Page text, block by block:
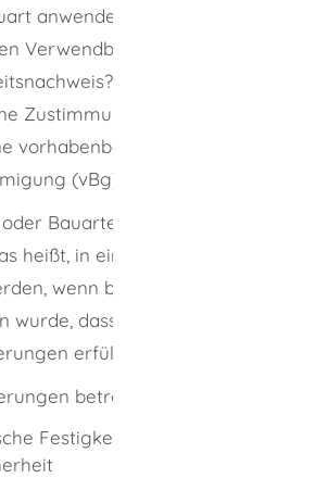
anwenden und haben dafür
Verwendbarkeits- oder
Beantragen Sie
Zustimmung im Einzelfall
vorhabenbezogene
(vBg).
Bauarten dürfen nur dann
heißt, in ein Bauwerk
wenn baurechtlich
wurde, dass sie
erfüllen.
betreffen:
Festigkeit und